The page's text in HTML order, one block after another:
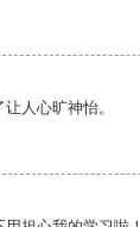
人心旷神怡。